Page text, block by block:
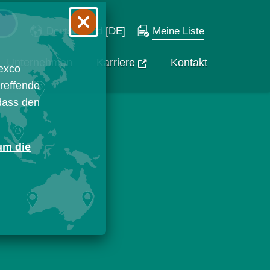
Deutschland [DE] Meine Liste
Unternehmen Karriere Kontakt
den
die